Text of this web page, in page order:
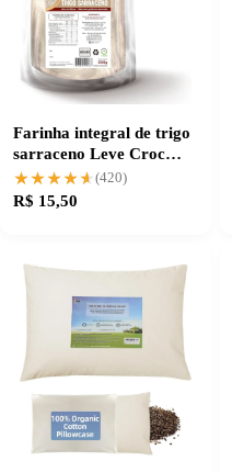
Farinha integral de trigo
sarraceno Leve Croc
500g sem glúten
★★★★★
★★★★★ (420)
R$ 15,50